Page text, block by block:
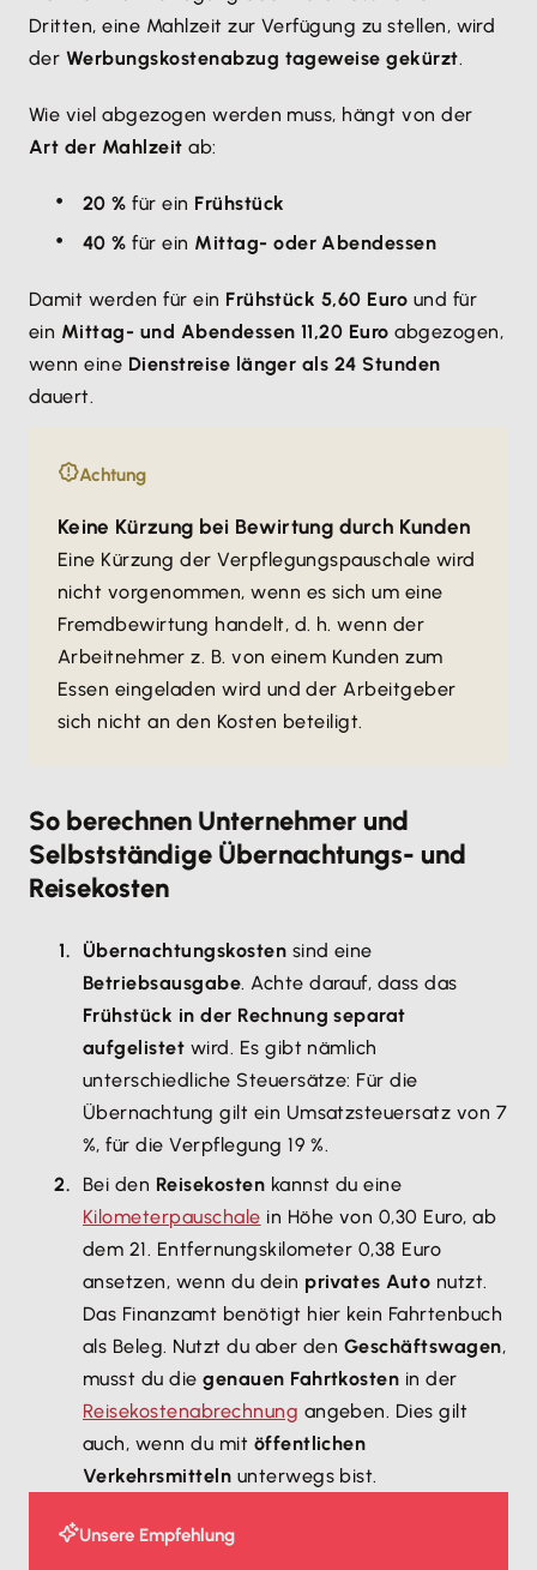
Dritten, eine Mahlzeit zur Verfügung zu stellen, wird
der Werbungskostenabzug tageweise gekürzt.
Wie viel abgezogen werden muss, hängt von der
Art der Mahlzeit ab:
20 % für ein Frühstück
40 % für ein Mittag- oder Abendessen
Damit werden für ein Frühstück 5,60 Euro und für
ein Mittag- und Abendessen 11,20 Euro abgezogen,
wenn eine Dienstreise länger als 24 Stunden
dauert.
Achtung
Keine Kürzung bei Bewirtung durch Kunden
Eine Kürzung der Verpflegungspauschale wird
nicht vorgenommen, wenn es sich um eine
Fremdbewirtung handelt, d. h. wenn der
Arbeitnehmer z. B. von einem Kunden zum
Essen eingeladen wird und der Arbeitgeber
sich nicht an den Kosten beteiligt.
So berechnen Unternehmer und
Selbstständige Übernachtungs- und
Reisekosten
Übernachtungskosten sind eine
Betriebsausgabe. Achte darauf, dass das
Frühstück in der Rechnung separat
aufgelistet wird. Es gibt nämlich
unterschiedliche Steuersätze: Für die
Übernachtung gilt ein Umsatzsteuersatz von 7
%, für die Verpflegung 19 %.
Bei den Reisekosten kannst du eine
Kilometerpauschale in Höhe von 0,30 Euro, ab
dem 21. Entfernungskilometer 0,38 Euro
ansetzen, wenn du dein privates Auto nutzt.
Das Finanzamt benötigt hier kein Fahrtenbuch
als Beleg. Nutzt du aber den Geschäftswagen,
musst du diegenauen Fahrtkosten in der
Reisekostenabrechnung angeben. Dies gilt
auch, wenn du mit öffentlichen
Verkehrsmitteln unterwegs bist.
Unsere Empfehlung